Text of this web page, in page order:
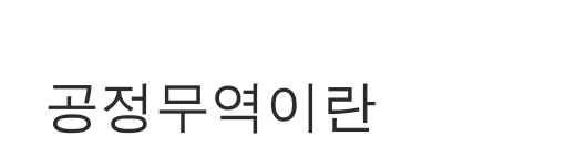
공정무역이란